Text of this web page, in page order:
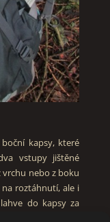
kapsy, které
vstupy jištěné
nebo z boku
roztáhnutí, ale i
do kapsy za